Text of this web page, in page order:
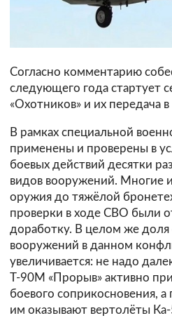
Согласно комментарию
следующего года стартует
«Охотников» и их передача в
В рамках специальной
применены и проверены в
боевых действий десятки
видов вооружений. Многие
оружия до тяжёлой
проверки в ходе СВО были
доработку. В целом же доля
вооружений в данном
увеличивается: не надо
Т-90М «Прорыв» активно
боевого соприкосновения,
им оказывают вертолёты